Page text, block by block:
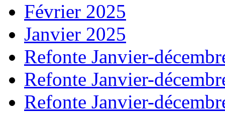
Février 2025
Janvier 2025
Refonte Janvier-
Refonte Janvier-
Refonte Janvier-